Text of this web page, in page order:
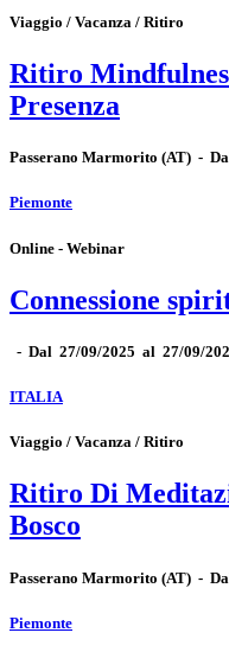
Viaggio / Vacanza / Ritiro
Ritiro
Presenza
Passerano Marmorito (AT) -
Piemonte
Online - Webinar
Connessione
- Dal 27/09/2025 al 27/09/
ITALIA
Viaggio / Vacanza / Ritiro
Ritiro Di
Bosco
Passerano Marmorito (AT) -
Piemonte